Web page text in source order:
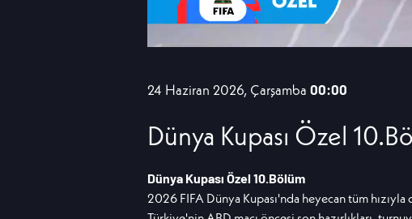
24 Haziran 2026, Çarşamba 00:00
Dünya Kupası Özel
Dünya Kupası Özel 10.Bölüm
2026 FIFA Dünya Kupası'nda heyecan tüm